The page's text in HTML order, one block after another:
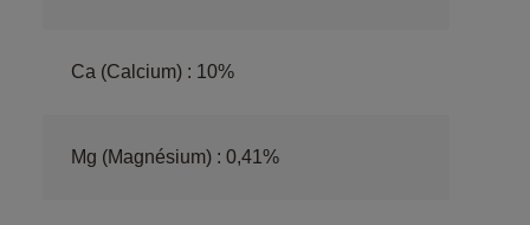
Ca (Calcium) : 10%
Mg (Magnésium) : 0,41%